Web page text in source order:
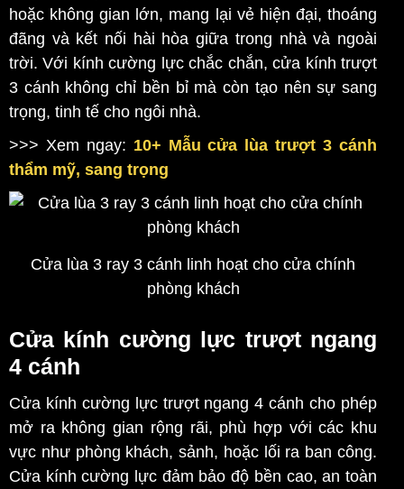
hoặc không gian lớn, mang lại vẻ hiện đại, thoáng
đãng và kết nối hài hòa giữa trong nhà và ngoài
trời. Với kính cường lực chắc chắn, cửa kính trượt
3 cánh không chỉ bền bỉ mà còn tạo nên sự sang
trọng, tinh tế cho ngôi nhà.
>>> Xem ngay: 10+ Mẫu cửa lùa trượt 3 cánh
thẩm mỹ, sang trọng
Cửa lùa 3 ray 3 cánh linh hoạt cho cửa chính
phòng khách
Cửa kính cường lực trượt ngang
4 cánh
Cửa kính cường lực trượt ngang 4 cánh cho phép
mở ra không gian rộng rãi, phù hợp với các khu
vực như phòng khách, sảnh, hoặc lối ra ban công.
Cửa kính cường lực đảm bảo độ bền cao, an toàn